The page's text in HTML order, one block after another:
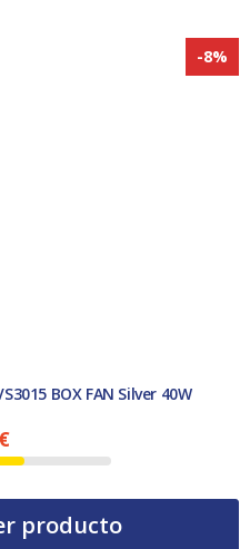
-8%
BOX FAN Silver 40W
€
El precio actual es: 30,00 €.
producto